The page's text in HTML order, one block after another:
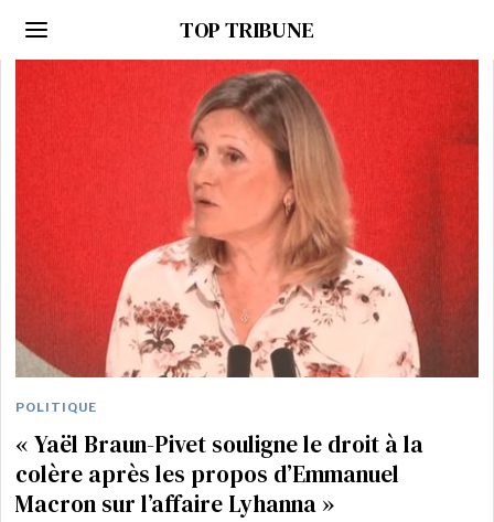
TOP TRIBUNE
POLITIQUE
« Yaël Braun-Pivet souligne le droit à la
colère après les propos d’Emmanuel
Macron sur l’affaire Lyhanna »